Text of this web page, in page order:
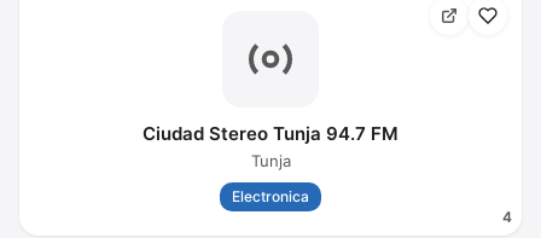
4
Ciudad Stereo Tunja 94.7 FM
Tunja
Electronica